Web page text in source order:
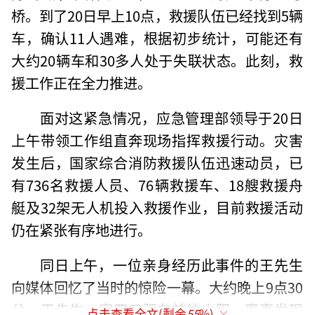
桥。到了20日早上10点，救援队伍已经找到5辆
车，确认11人遇难，根据初步统计，可能还有
大约20辆车和30多人处于失联状态。此刻，救
援工作正在全力推进。
面对这紧急情况，应急管理部领导于20日
上午带领工作组直奔现场指挥救援行动。灾害
发生后，国家综合消防救援队伍迅速动员，已
有736名救援人员、76辆救援车、18艘救援舟
艇及32架无人机投入救援作业，目前救援活动
仍在紧张有序地进行。
同日上午，一位亲身经历此事件的王先生
向媒体回忆了当时的惊险一幕。大约晚上9点30
分，王先生一家四口驱车前往山阳，离事发现